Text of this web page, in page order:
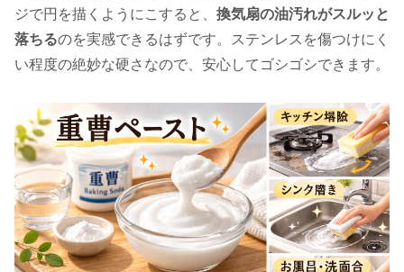
ジで円を描くようにこすると、 換気扇の油汚れがスルッと
落ちるのを実感できるはずです。ステンレスを傷つけにく
い程度の絶妙な硬さなので、安心してゴシゴシできます。